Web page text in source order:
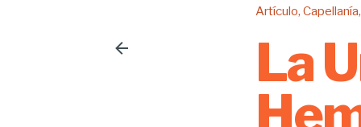
Artículo Capellanía
La